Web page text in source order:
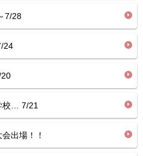
… ～7/28
… 7/24
7/20
学校… 7/21
会出場！！